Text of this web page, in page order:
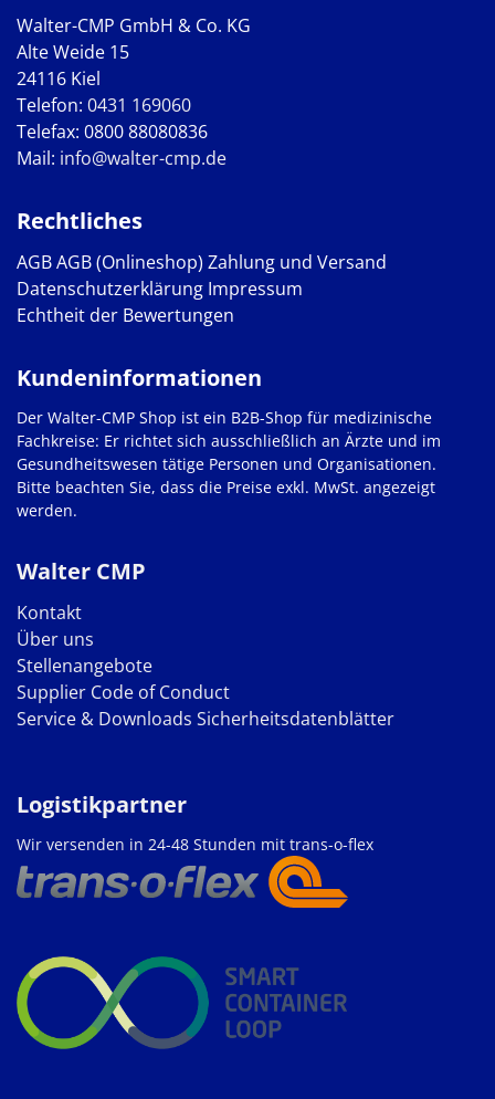
Walter-CMP GmbH & Co. KG
Alte Weide 15
24116 Kiel
Telefon: 0431 169060
Telefax: 0800 88080836
Mail: info@walter-cmp.de
Rechtliches
AGBAGB (Onlineshop) Zahlung und Versand
Datenschutzerklärung Impressum
Echtheit der Bewertungen
Walter CMP
Kontakt
Über uns
Stellenangebote
Supplier Code of Conduct
Service & Downloads Sicherheitsdatenblätter
Kundeninformationen
Der Walter-CMP Shop ist ein B2B-Shop für medizinische
Fachkreise: Er richtet sich ausschließlich an Ärzte und im
Gesundheitswesen tätige Personen und Organisationen.
Bitte beachten Sie, dass die Preise exkl. MwSt. angezeigt
werden.
Logistikpartner
Wir versenden in 24-48 Stunden mit trans-o-flex